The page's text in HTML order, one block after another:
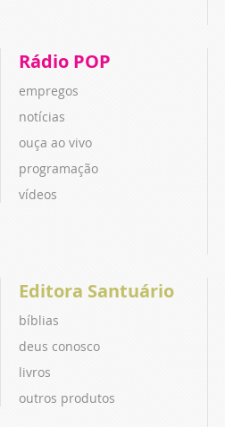
Rádio POP
empregos
notícias
ouça ao vivo
programação
vídeos
Editora Santuário
bíblias
deus conosco
livros
outros produtos